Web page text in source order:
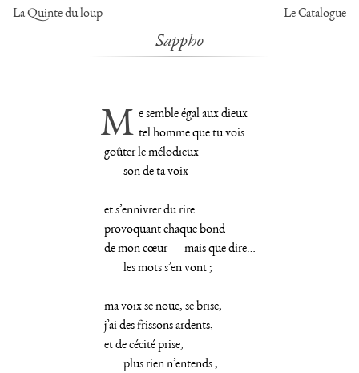
La Quinte du loup Le Catalogue
Sappho
Me semble égal aux dieux
tel homme que tu vois
goûter le mélodieux
son de ta voix
et s’ennivrer du rire
provoquant chaque bond
de mon cœur — mais que dire…
les mots s’en vont ;
ma voix se noue, se brise,
j’ai des frissons ardents,
et de cécité prise,
plus rien n’entends ;